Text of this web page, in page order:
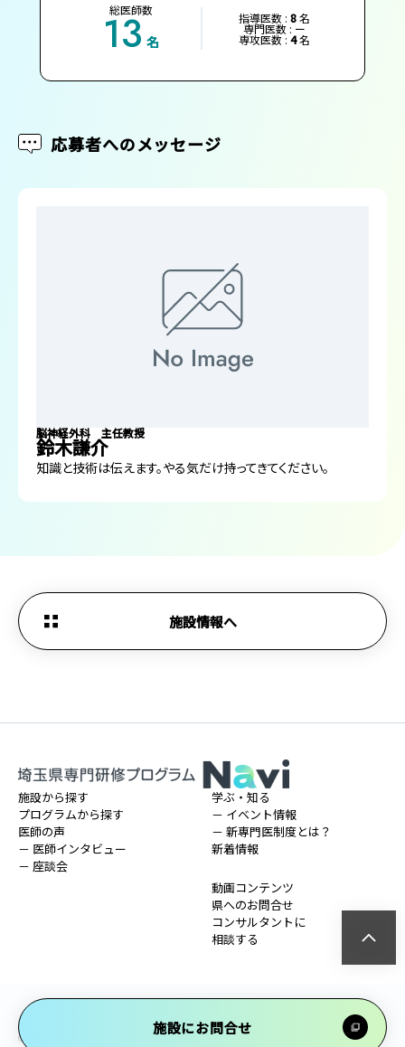
総医師数
13 名
指導医数 : 8名
専門医数 : ー
専攻医数 : 4名
応募者へのメッセージ
脳神経外科 主任教授
鈴木謙介
知識と技術は伝えます。やる気だけ持ってきてください。
施設情報へ
施設から探す
プログラムから探す
医師の声
－ 医師インタビュー
－ 座談会
学ぶ・知る
－ イベント情報
－ 新専門医制度とは？
新着情報
動画コンテンツ
県へのお問合せ
コンサルタントに
相談する
プライバシーポリシー・免責事項
Copyright © Saitama Prefecture. All rights reserved.
施設にお問合せ